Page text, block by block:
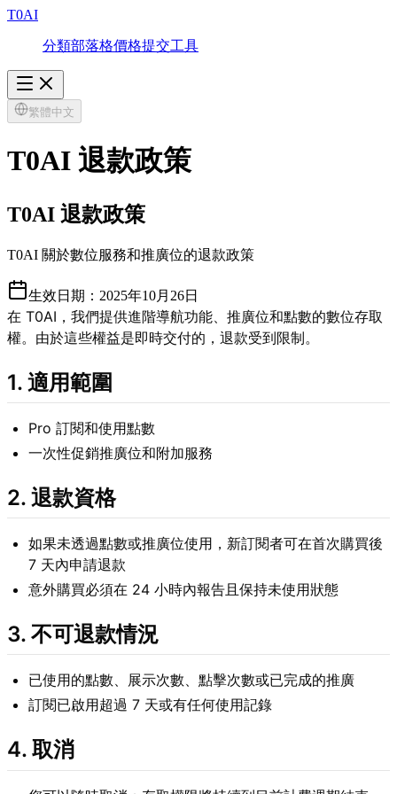
T0AI
分類部落格價格提交工具
繁體中文
T0AI 退款政策
T0AI 退款政策
T0AI 關於數位服務和推廣位的退款政策
生效日期：2025年10月26日
在 T0AI，我們提供進階導航功能、推廣位和點數的數位存取
權。由於這些權益是即時交付的，退款受到限制。
1. 適用範圍
Pro 訂閱和使用點數
一次性促銷推廣位和附加服務
2. 退款資格
如果未透過點數或推廣位使用，新訂閱者可在首次購買後
7 天內申請退款
意外購買必須在 24 小時內報告且保持未使用狀態
3. 不可退款情況
已使用的點數、展示次數、點擊次數或已完成的推廣
訂閱已啟用超過 7 天或有任何使用記錄
4. 取消